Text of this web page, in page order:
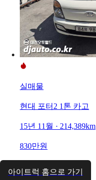
실매물
현대 포터2 1톤 카고
15년 11월 · 214,389km
830만원
아이트럭 홈으로 가기